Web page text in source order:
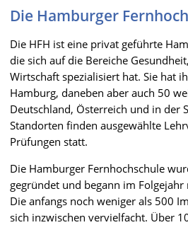
Die Hamburger
Die HFH ist eine privat geführte
die sich auf die Bereiche
Wirtschaft spezialisiert hat. Sie hat
Hamburg, daneben aber auch 50
Deutschland, Österreich und in der
Standorten finden ausgewählte
Prüfungen statt.
Die Hamburger Fernhochschule
gegründet und begann im
Die anfangs noch weniger als 500
sich inzwischen vervielfacht. Über